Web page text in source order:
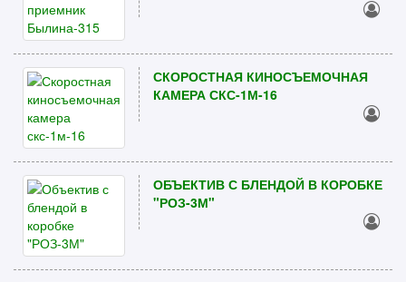
СКОРОСТНАЯ КИНОСЪЕМОЧНАЯ
КАМЕРА СКС-1М-16
ОБЪЕКТИВ С БЛЕНДОЙ В КОРОБКЕ
"РОЗ-3М"